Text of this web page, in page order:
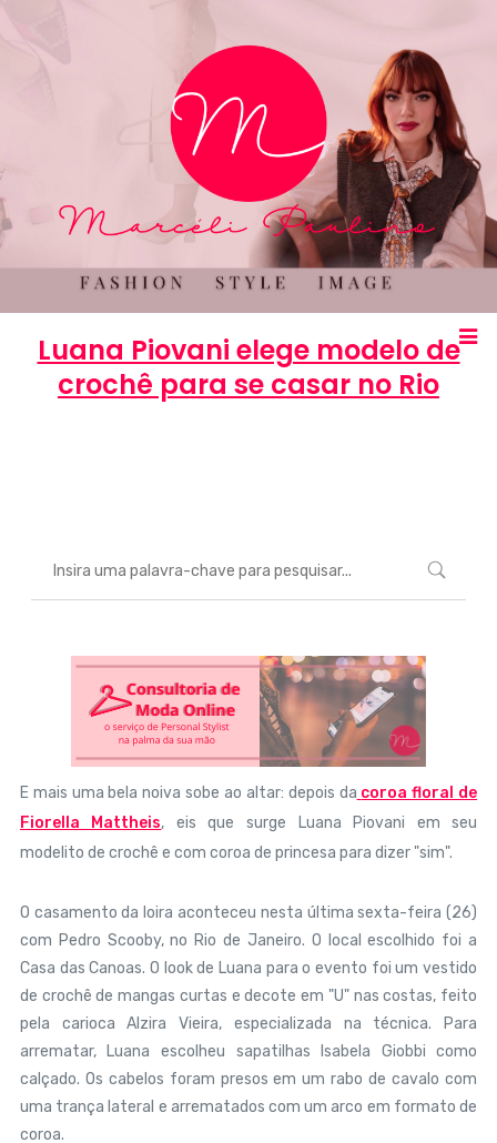
Luana Piovani elege modelo de
crochê para se casar no Rio
E mais uma bela noiva sobe ao altar: depois da coroa floral de
Fiorella Mattheis, eis que surge Luana Piovani em seu
modelito de crochê e com coroa de princesa para dizer "sim".
O casamento da loira aconteceu nesta última sexta-feira (26)
com Pedro Scooby, no Rio de Janeiro. O local escolhido foi a
Casa das Canoas. O look de Luana para o evento foi um vestido
de crochê de mangas curtas e decote em "U" nas costas, feito
pela carioca Alzira Vieira, especializada na técnica. Para
arrematar, Luana escolheu sapatilhas Isabela Giobbi como
calçado. Os cabelos foram presos em um rabo de cavalo com
uma trança lateral e arrematados com um arco em formato de
coroa.